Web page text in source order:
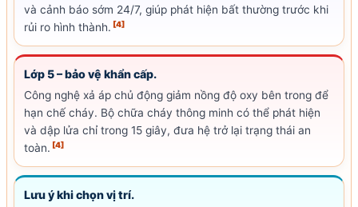
và cảnh báo sớm 24/7, giúp phát hiện bất thường trước khi
rủi ro hình thành. [4]
Lớp 5 – bảo vệ khẩn cấp.
Công nghệ xả áp chủ động giảm nồng độ oxy bên trong để
hạn chế cháy. Bộ chữa cháy thông minh có thể phát hiện
và dập lửa chỉ trong 15 giây, đưa hệ trở lại trạng thái an
toàn. [4]
Lưu ý khi chọn vị trí.